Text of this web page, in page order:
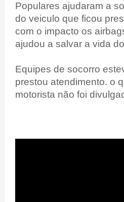
Populares ajudaram a
do veiculo que ficou
com o impacto os
ajudou a salvar a vida
Equipes de socorro
prestou atendimento. o
motorista não foi